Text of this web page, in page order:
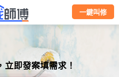
一鍵叫修
立即發案填需求！